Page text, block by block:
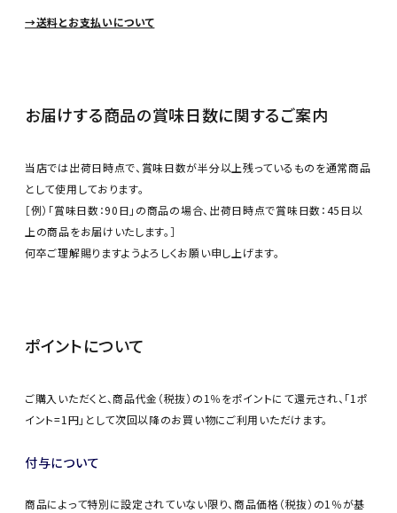
お問い合わせ
ご利用ガイド
→送料とお支払いについて
お届けする商品の賞味日数に関するご案内
当店では出荷日時点で、賞味日数が半分以上残っているものを通常商品
として使用しております。
［例）「賞味日数：90日」の商品の場合、出荷日時点で賞味日数：45日以
上の商品をお届けいたします。］
何卒ご理解賜りますようよろしくお願い申し上げます。
ポイントについて
ご購入いただくと、商品代金（税抜）の1％をポイントにて還元され、「1ポ
イント=1円」として次回以降のお買い物にご利用いただけます。
付与について
商品によって特別に設定されていない限り、商品価格（税抜）の1％が基